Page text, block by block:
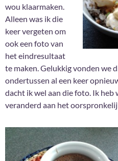
wou klaarmaken.
Alleen was ik die
keer vergeten om
ook een foto van
het eindresultaat
te maken. Gelukkig vonden we
ondertussen al een keer
dacht ik wel aan die foto. Ik heb
veranderd aan het